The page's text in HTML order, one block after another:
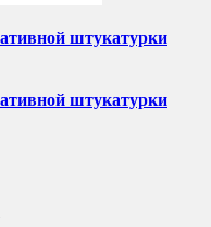
штукатурки
штукатурки